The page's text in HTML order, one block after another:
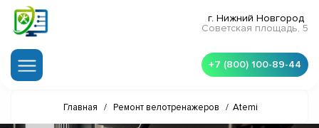
г. Нижний Новгород
Советская площадь, 5
+7 (800) 100-89-44
Главная / Ремонт велотренажеров / Atemi